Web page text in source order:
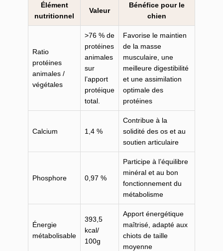
Élément
nutritionnel
Valeur
Bénéfice pour le
chien
Ratio
protéines
animales /
végétales
>76 % de
protéines
animales
sur
l’apport
protéique
total.
Favorise le maintien
de la masse
musculaire, une
meilleure digestibilité
et une assimilation
optimale des
protéines
Calcium 1,4 %
Contribue à la
solidité des os et au
soutien articulaire
Phosphore 0,97 %
Participe à l’équilibre
minéral et au bon
fonctionnement du
métabolisme
Énergie
métabolisable
393,5
kcal/
100g
Apport énergétique
maîtrisé, adapté aux
chiots de taille
moyenne